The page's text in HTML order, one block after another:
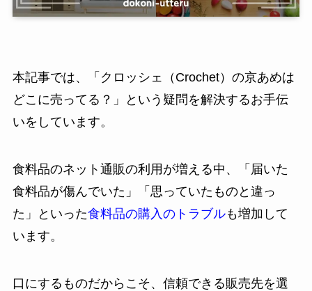
本記事では、「クロッシェ（Crochet）の京あめは
どこに売ってる？」という疑問を解決するお手伝
いをしています。
食料品のネット通販の利用が増える中、「届いた
食料品が傷んでいた」「思っていたものと違っ
た」といった食料品の購入のトラブルも増加して
います。
口にするものだからこそ、信頼できる販売先を選